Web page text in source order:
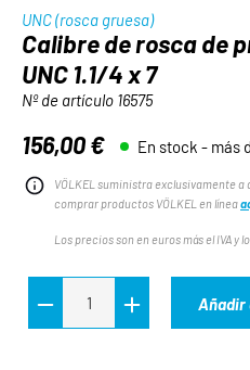
UNC (rosca gruesa)
Calibre de rosca de
UNC 1.1/4 x 7
Nº de artículo 16575
Precio normal:
156,00 € En stock - más
VÖLKEL suministra exclusivamente
comprar productos VÖLKEL en línea
Los precios son en euros más el IVA y